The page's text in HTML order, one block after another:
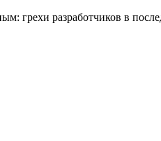
грехи разработчиков в